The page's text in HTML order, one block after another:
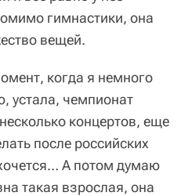
гимнастики, она
вещей.
когда я немного
устала, чемпионат
концертов, еще
после российских
А потом думаю
такая взрослая, она